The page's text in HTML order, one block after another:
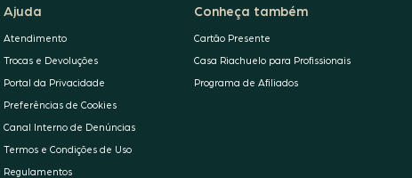
Ajuda
Atendimento
Trocas e Devoluções
Portal da Privacidade
Preferências de Cookies
Canal Interno de Denúncias
Termos e Condições de Uso
Regulamentos
Conheça também
Cartão Presente
Casa Riachuelo para Profissionais
Programa de Afiliados